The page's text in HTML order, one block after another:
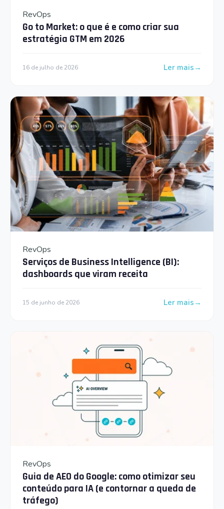
RevOps
Go to Market: o que é e como criar sua
estratégia GTM em 2026
16 de julho de 2026 Ler mais
: Go to Market:
RevOps
Serviços de Business Intelligence (BI):
dashboards que viram receita
15 de junho de 2026 Ler mais
: Serviços de
RevOps
Guia de AEO do Google: como otimizar seu
conteúdo para IA (e contornar a queda de
tráfego)